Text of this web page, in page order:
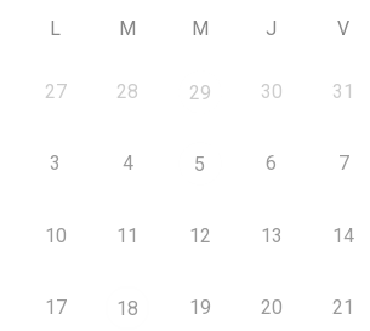
L M M J V
27 28 29 30 31
3 4 5 6 7
10 11 12 13 14
17 18 19 20 21